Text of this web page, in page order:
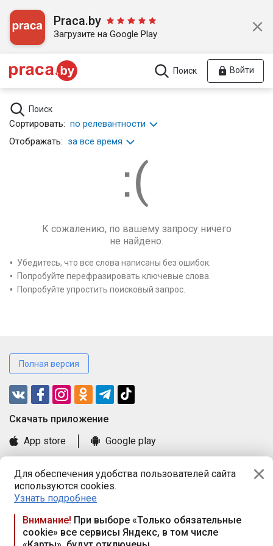
Для обеспечения удобства пользователей сайта
используются cookies.
Узнать подробнее
Внимание! При выборе «Только обязательные
cookie» все сервисы Яндекс, в том числе
Praca.by
Загрузите на Google Play
Поиск Войти
Поиск
Сортировать: по релевантности
Отображать: за все время
К сожалению, по вашему запросу ничего
не найдено.
Убедитесь, что все слова написаны без ошибок.
Попробуйте перефразировать ключевые слова.
Попробуйте упростить поисковый запрос.
Полная версия
Cкачать приложение
App store
Google play
Книга замечаний и предложений
Правила и документы
Praca.by © 2000—2026, ООО «ПРАЦА БАЙ»
Республика Беларусь, 220114, г. Минск, пр-т Независимости
117а, пом. № 9.